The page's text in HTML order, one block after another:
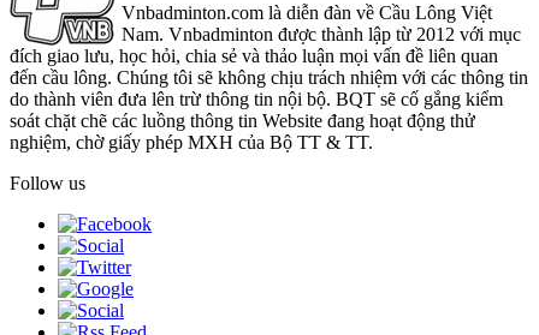
Vnbadminton.com là diễn đàn về Cầu Lông Việt
Nam. Vnbadminton được thành lập từ 2012 với mục
đích giao lưu, học hỏi, chia sẻ và thảo luận mọi vấn đề liên quan
đến cầu lông. Chúng tôi sẽ không chịu trách nhiệm với các thông tin
do thành viên đưa lên trừ thông tin nội bộ. BQT sẽ cố gắng kiểm
soát chặt chẽ các luồng thông tin Website đang hoạt động thử
nghiệm, chờ giấy phép MXH của Bộ TT & TT.
Follow us